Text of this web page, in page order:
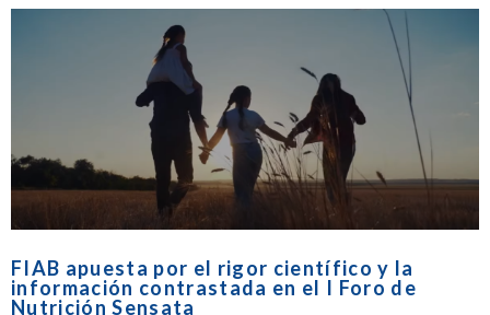
FIAB apuesta por el rigor científico y la
información contrastada en el I Foro de
Nutrición Sensata